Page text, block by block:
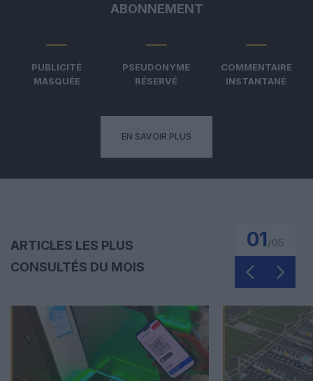
ABONNEMENT
PUBLICITÉ
MASQUÉE
PSEUDONYME
RÉSERVÉ
COMMENTAIRE
INSTANTANÉ
EN SAVOIR PLUS
ARTICLES LES PLUS
CONSULTÉS DU MOIS
01